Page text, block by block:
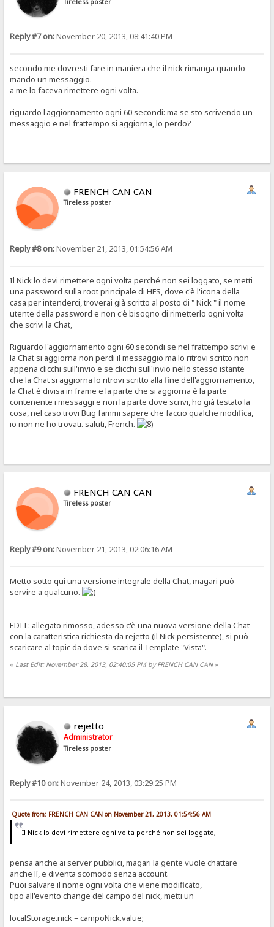
Tireless poster
Reply #7 on:November 20, 2013, 08:41:40 PM
secondo me dovresti fare in maniera che il nick rimanga quando
mando un messaggio.
a me lo faceva rimettere ogni volta.
riguardo l'aggiornamento ogni 60 secondi: ma se sto scrivendo un
messaggio e nel frattempo si aggiorna, lo perdo?
FRENCH CAN CAN
Tireless poster
Reply #8 on:November 21, 2013, 01:54:56 AM
Il Nick lo devi rimettere ogni volta perché non sei loggato, se metti
una password sulla root principale di HFS, dove c'è l'icona della
casa per intenderci, troverai già scritto al posto di " Nick " il nome
utente della password e non c'è bisogno di rimetterlo ogni volta
che scrivi la Chat,
Riguardo l'aggiornamento ogni 60 secondi se nel frattempo scrivi e
la Chat si aggiorna non perdi il messaggio ma lo ritrovi scritto non
appena clicchi sull'invio e se clicchi sull'invio nello stesso istante
che la Chat si aggiorna lo ritrovi scritto alla fine dell'aggiornamento,
la Chat è divisa in frame e la parte che si aggiorna è la parte
contenente i messaggi e non la parte dove scrivi, ho già testato la
cosa, nel caso trovi Bug fammi sapere che faccio qualche modifica,
io non ne ho trovati. saluti, French.
FRENCH CAN CAN
Tireless poster
Reply #9 on:November 21, 2013, 02:06:16 AM
Metto sotto qui una versione integrale della Chat, magari può
servire a qualcuno.
EDIT: allegato rimosso, adesso c'è una nuova versione della Chat
con la caratteristica richiesta da rejetto (il Nick persistente), si può
scaricare al topic da dove si scarica il Template "Vista".
« Last Edit: November 28, 2013, 02:40:05 PM by FRENCH CAN CAN»
rejetto
Administrator
Tireless poster
Reply #10 on:November 24, 2013, 03:29:25 PM
Quote from: FRENCH CAN CAN on November 21, 2013, 01:54:56 AM
Il Nick lo devi rimettere ogni volta perché non sei loggato,
pensa anche ai server pubblici, magari la gente vuole chattare
anche lì, e diventa scomodo senza account.
Puoi salvare il nome ogni volta che viene modificato,
tipo all'evento change del campo del nick, metti un
localStorage.nick = campoNick.value;